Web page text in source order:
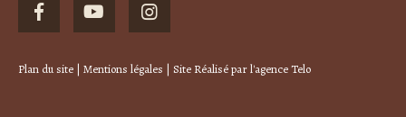
Plan du site | Mentions légales | Site Réalisé parl'agence Telo